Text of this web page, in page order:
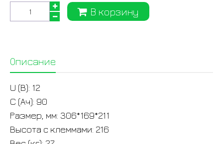
В корзину
Описание
U (В): 12
C (Ач): 90
Размер, мм: 306*169*211
Высота с клеммами: 216